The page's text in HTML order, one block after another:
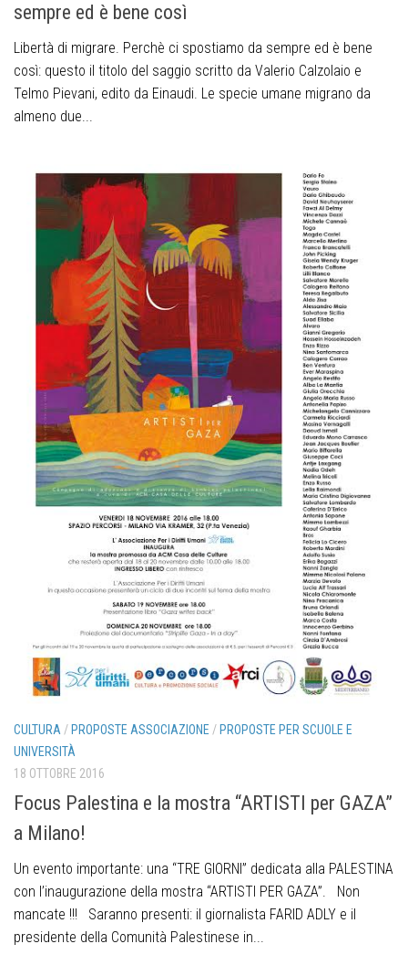
sempre ed è bene così
Libertà di migrare. Perchè ci spostiamo da sempre ed è bene
così: questo il titolo del saggio scritto da Valerio Calzolaio e
Telmo Pievani, edito da Einaudi. Le specie umane migrano da
almeno due...
CULTURA / PROPOSTE ASSOCIAZIONE / PROPOSTE PER SCUOLE E
UNIVERSITÀ
18 OTTOBRE 2016
Focus Palestina e la mostra “ARTISTI per GAZA”
a Milano!
Un evento importante: una “TRE GIORNI” dedicata alla PALESTINA
con l’inaugurazione della mostra “ARTISTI PER GAZA”. Non
mancate !!! Saranno presenti: il giornalista FARID ADLY e il
presidente della Comunità Palestinese in...